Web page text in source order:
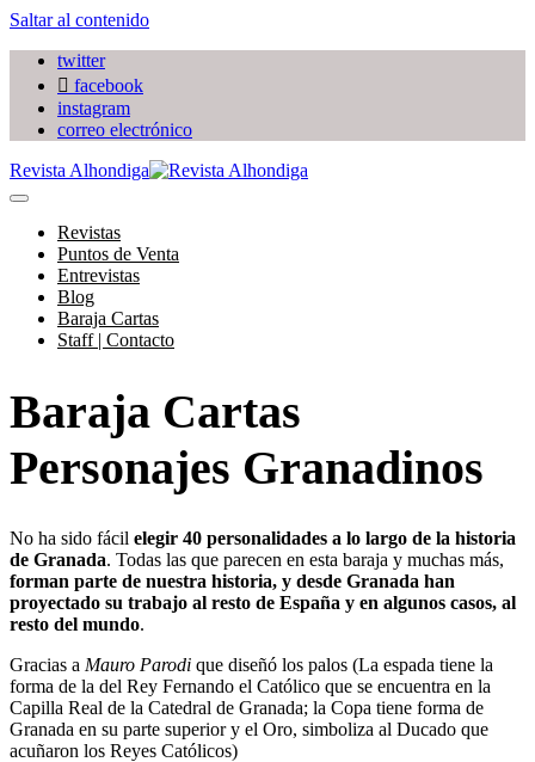
Saltar al contenido
twitter
facebook
instagram
correo electrónico
Revista Alhondiga
Revistas
Puntos de Venta
Entrevistas
Blog
Baraja Cartas
Staff | Contacto
Baraja Cartas
Personajes Granadinos
No ha sido fácil elegir 40 personalidades a lo largo de la historia
de Granada. Todas las que parecen en esta baraja y muchas más,
forman parte de nuestra historia, y desde Granada han
proyectado su trabajo al resto de España y en algunos casos, al
resto del mundo.
Gracias a Mauro Parodi que diseñó los palos (La espada tiene la
forma de la del Rey Fernando el Católico que se encuentra en la
Capilla Real de la Catedral de Granada; la Copa tiene forma de
Granada en su parte superior y el Oro, simboliza al Ducado que
acuñaron los Reyes Católicos)